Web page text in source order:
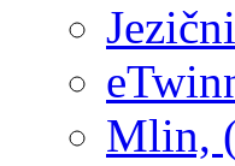
Mlin,